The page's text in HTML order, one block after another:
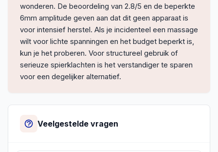
wonderen. De beoordeling van 2.8/5 en de beperkte
6mm amplitude geven aan dat dit geen apparaat is
voor intensief herstel. Als je incidenteel een massage
wilt voor lichte spanningen en het budget beperkt is,
kun je het proberen. Voor structureel gebruik of
serieuze spierklachten is het verstandiger te sparen
voor een degelijker alternatief.
Veelgestelde vragen